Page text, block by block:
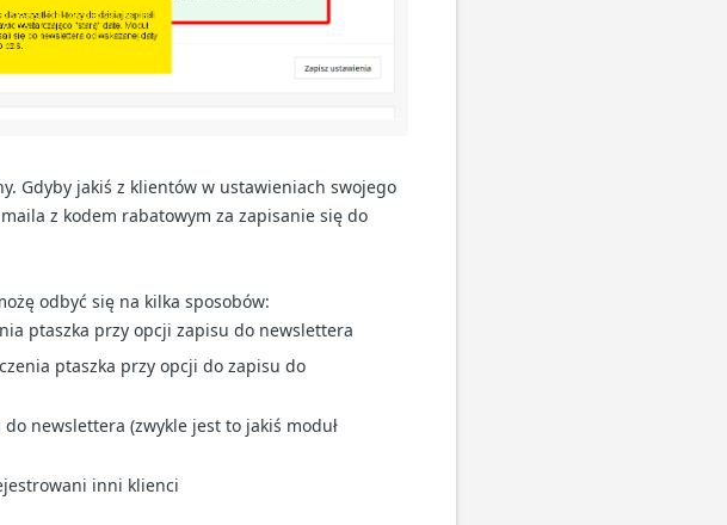
Gdyby jakiś z klientów w ustawieniach swojego
z kodem rabatowym za zapisanie się do
odbyć się na kilka sposobów:
ptaszka przy opcji zapisu do newslettera
ptaszka przy opcji do zapisu do
newslettera (zwykle jest to jakiś moduł
inni klienci